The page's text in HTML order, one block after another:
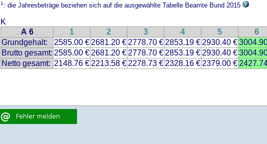
1: die Jahresbeträge beziehen sich auf die ausgewählte Tabelle Beamte Bund 2015
K
.. A 6 .. 1 2 3 4 5 6
Grundgehalt:
2585.00 € 2681.20 € 2778.70 € 2853.19 € 2930.40 €
Brutto gesamt: 2585.00 € 2681.20 € 2778.70 € 2853.19 € 2930.40 €
Netto gesamt: 2148.76 € 2213.58 € 2278.73 € 2328.16 € 2379.00 €